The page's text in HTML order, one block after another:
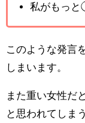
私がもっ
このような発言
しまいます。
また重い女性だ
と思われてしま